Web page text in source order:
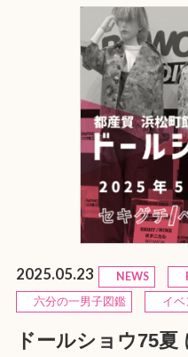
2025.05.23 NEWS
六分の一男子図鑑
イベ
ドールショウ75